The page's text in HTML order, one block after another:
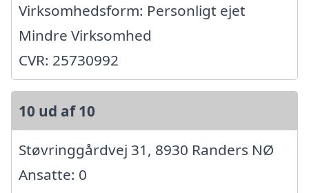
Virksomhedsform: Personligt ejet
Mindre Virksomhed
CVR: 25730992
10 ud af 10
Støvringgårdvej 31, 8930 Randers NØ
Ansatte: 0